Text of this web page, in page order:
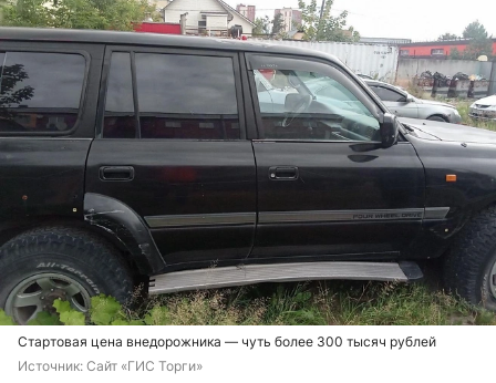
Стартовая цена внедорожника — чуть более 300 тысяч рублей
Источник: Сайт «ГИС Торги»